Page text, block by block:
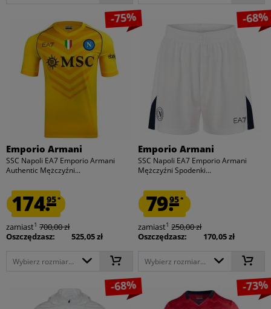
-75%
Emporio Armani
SSC Napoli EA7 Emporio Armani
Authentic Mężczyźni...
174.95*
zamiast1 700,00 zł
Oszczędzasz:
525,05 zł
Wybierz rozmiar...
-68%
Emporio Armani
SSC Napoli EA7 Emporio Armani
Mężczyźni Spodenki...
79.95*
zamiast1 250,00 zł
Oszczędzasz:
170,05 zł
Wybierz rozmiar...
-68% -73%